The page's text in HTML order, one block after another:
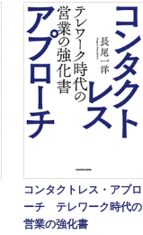
コンタクトレス・アプロ
ーチ テレワーク時代の
営業の強化書